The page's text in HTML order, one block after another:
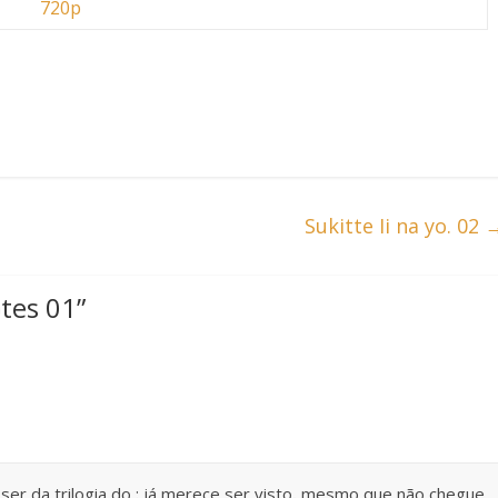
720p
Sukitte Ii na yo. 02
01”